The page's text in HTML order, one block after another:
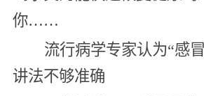
你……
流行病学专家认为“感
讲法不够准确